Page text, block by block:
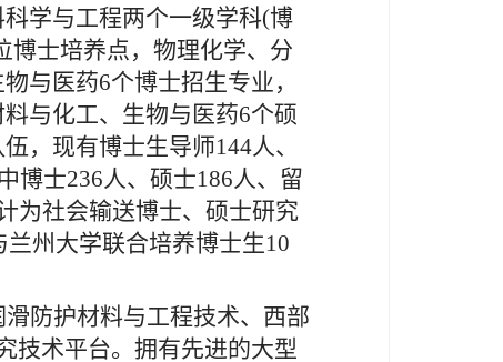
学与工程两个一级学科(博
博士培养点，物理化学、分
与医药6个博士招生专业，
与化工、生物与医药6个硕
，现有博士生导师144人、
博士236人、硕士186人、留
为社会输送博士、硕士研究
州大学联合培养博士生10
防护材料与工程技术、西部
技术平台。拥有先进的大型